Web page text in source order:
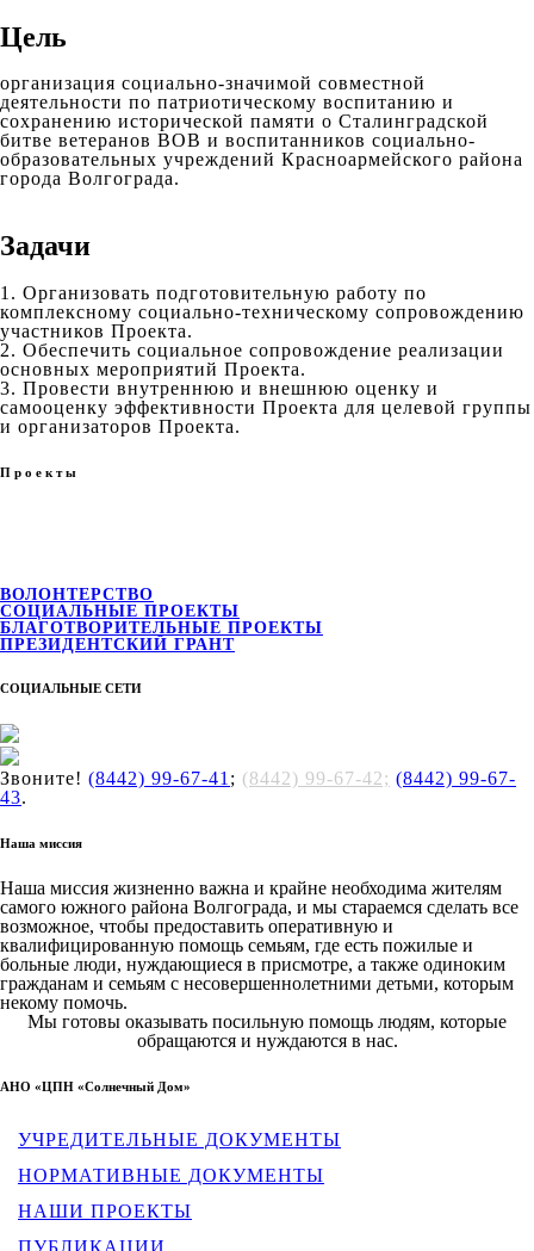
Цель
организация социально-значимой совместной
деятельности по патриотическому воспитанию и
сохранению исторической памяти о Сталинградской
битве ветеранов ВОВ и воспитанников социально-
образовательных учреждений Красноармейского района
города Волгограда.
Задачи
1. Организовать подготовительную работу по
комплексному социально-техническому сопровождению
участников Проекта.
2. Обеспечить социальное сопровождение реализации
основных мероприятий Проекта.
3. Провести внутреннюю и внешнюю оценку и
самооценку эффективности Проекта для целевой группы
и организаторов Проекта.
Проекты
ВОЛОНТЕРСТВО
СОЦИАЛЬНЫЕ ПРОЕКТЫ
БЛАГОТВОРИТЕЛЬНЫЕ ПРОЕКТЫ
ПРЕЗИДЕНТСКИЙ ГРАНТ
СОЦИАЛЬНЫЕ СЕТИ
Звоните! (8442) 99-67-41 ; (8442) 99-67-42; (8442) 99-67-
43.
Наша миссия
Наша миссия жизненно важна и крайне необходима жителям
самого южного района Волгограда, и мы стараемся сделать все
возможное, чтобы предоставить оперативную и
квалифицированную помощь семьям, где есть пожилые и
больные люди, нуждающиеся в присмотре, а также одиноким
гражданам и семьям с несовершеннолетними детьми, которым
некому помочь.
Мы готовы оказывать посильную помощь людям, которые
обращаются и нуждаются в нас.
АНО «ЦПН «Солнечный Дом»
УЧРЕДИТЕЛЬНЫЕ ДОКУМЕНТЫ
НОРМАТИВНЫЕ ДОКУМЕНТЫ
НАШИ ПРОЕКТЫ
ПУБЛИКАЦИИ